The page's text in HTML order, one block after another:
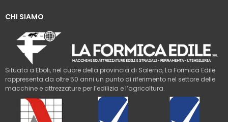
CHI SIAMO
Situata a Eboli, nel cuore della provincia di Salerno, La Formica Edile
rappresenta da oltre 50 anni un punto di riferimento nel settore delle
macchine e attrezzature per l’edilizia e l’agricoltura.